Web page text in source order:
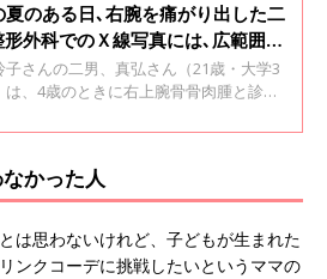
夏のある日､右腕を痛がり出した二
形外科でのＸ線写真には､広範囲に
もやもや」が【小児がん･骨肉
子さんの二男、真弘さん（21歳・大学3
は、4歳のときに右上腕骨骨肉腫と診断
のとき温泉宿で卓球をしたのがきっか
に入賞しました。真弘さんが右腕を痛
うになった4歳のときから現在までのこ
いて、母親の玲子さんに聞きました。全
ンタビューの前編です。
かった人
は思わないけれど、子どもが生まれた
ンクコーデに挑戦したいというママの